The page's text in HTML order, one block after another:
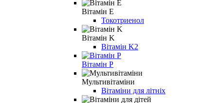
Вітамін E
Токотриенол
Вітамін K
Вітамін K2
Вітамін Р
Мультивітаміни
Вітаміни для літніх